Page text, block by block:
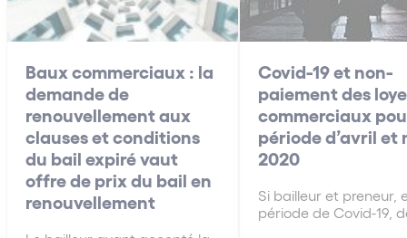
Baux commerciaux : la
demande de
renouvellement aux
clauses et conditions
du bail expiré vaut
offre de prix du bail en
renouvellement
Covid-19 et non-
paiement des
commerciaux
période d’avril et
2020
Si bailleur et preneur,
période de Covid-19,